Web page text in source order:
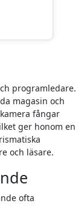
programledare.
magasin och
fångar
ger honom en
och läsare.
ofta